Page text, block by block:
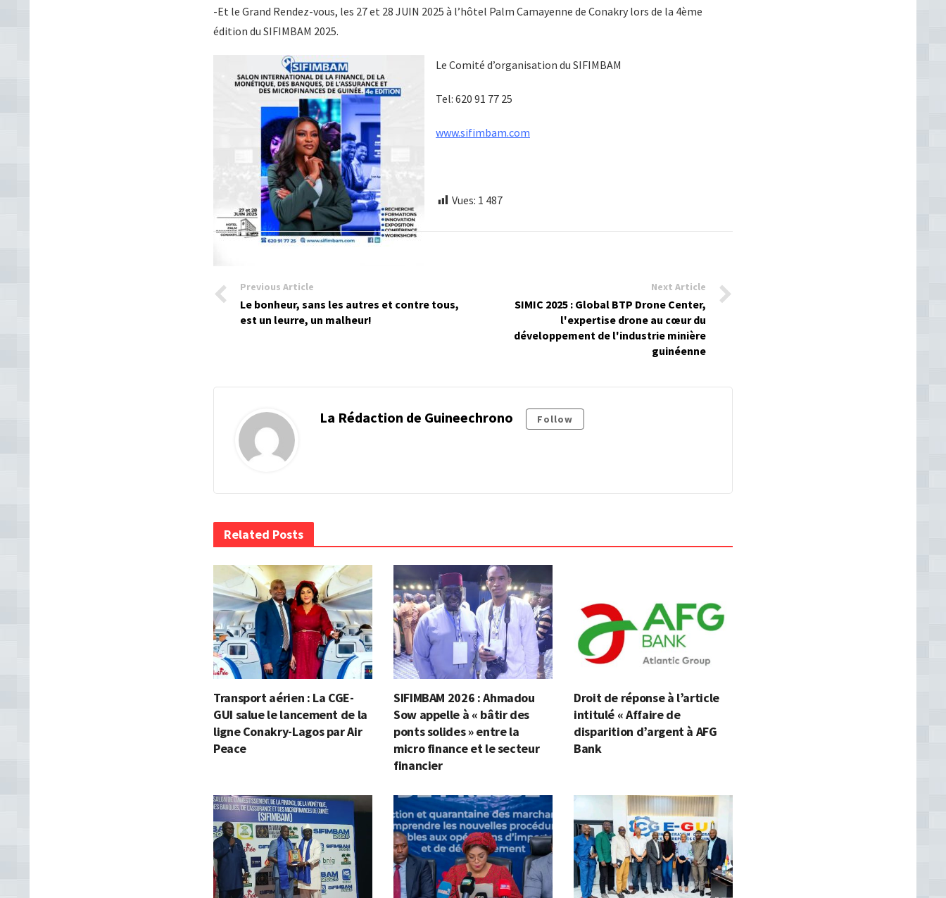
-Et le Grand Rendez-vous, les 27 et 28 JUIN 2025 à l’hôtel Palm Camayenne de Conakry lors de la 4ème
édition du SIFIMBAM 2025.
Le Comité d’organisation du SIFIMBAM
Tel: 620 91 77 25
www.sifimbam.com
Vues: 1 487
Previous Article
Le bonheur, sans les autres et contre tous,
est un leurre, un malheur!
Next Article
SIMIC 2025 : Global BTP Drone Center,
l'expertise drone au cœur du
développement de l'industrie minière
guinéenne
La Rédaction de Guineechrono Follow
Related Posts
Transport aérien : La CGE-
GUI salue le lancement de la
ligne Conakry-Lagos par Air
Peace
SIFIMBAM 2026 : Ahmadou
Sow appelle à « bâtir des
ponts solides » entre la
micro finance et le secteur
financier
Droit de réponse à l’article
intitulé « Affaire de
disparition d’argent à AFG
Bank